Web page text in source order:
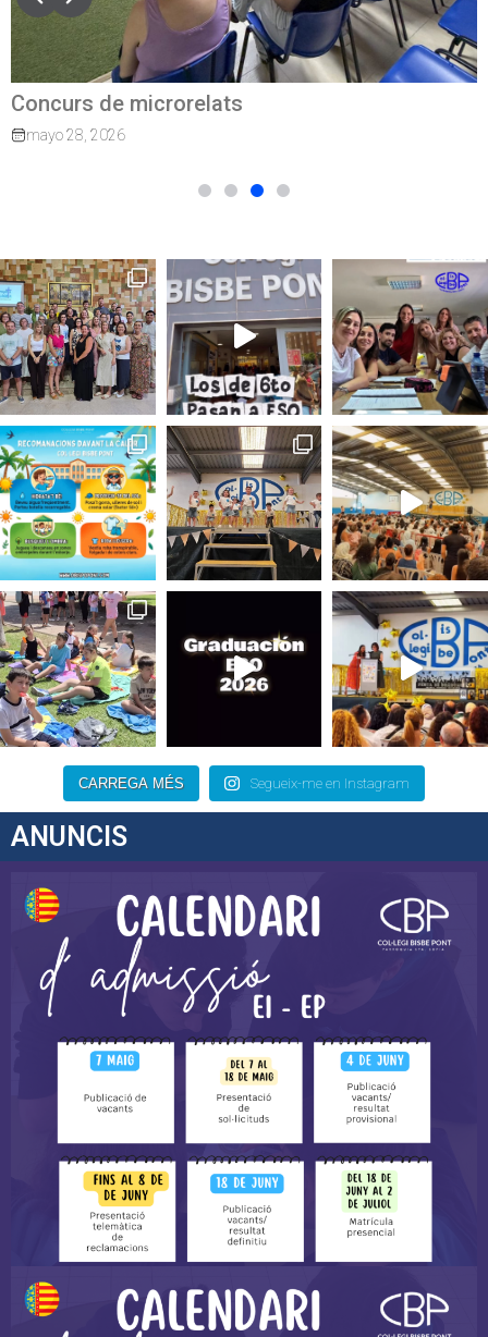
Concurs de microrelats
mayo 28, 2026
CARREGA MÉS Segueix-me en Instagram
ANUNCIS